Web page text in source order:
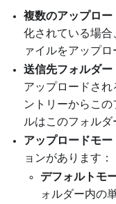
複数のアップロー
化されている場合
ァイルをアップロ
送信先フォルダー
アップロードさ
ントリーからこ
ルはこのフォルダ
アップロードモー
ョンがあります：
デフォルトモ
ォルダー内の